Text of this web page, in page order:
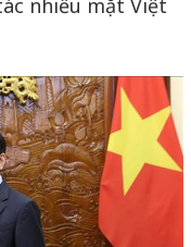
nhiều mặt Việt